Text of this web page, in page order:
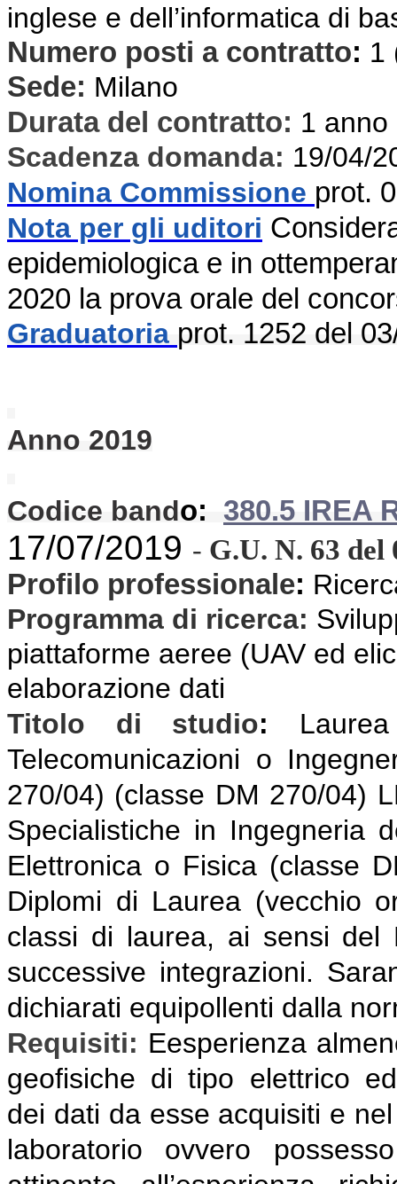
inglese e dell’informatica di
Numero posti a contratto: 1
Sede: Milano
Durata del contratto: 1 anno
Scadenza domanda: 19/04/
Nomina Commissione prot.
Nota per gli uditori
epidemiologica e in
2020 la prova orale del
Graduatoria prot. 1252 del
Anno 2019
Codice bando: 380.5 IREA
17/07/2019 - G.U. N. 63 del
Profilo professionale:
Programma di ricerca:
piattaforme aeree (UAV ed
elaborazione dati
Titolo di studio:
Telecomunicazioni o
270/04) (classe DM 270/04)
Specialistiche in Ingegneria
Elettronica o Fisica (classe
Diplomi di Laurea (vecchio
classi di laurea, ai sensi del
successive integrazioni.
dichiarati equipollenti dalla
Requisiti: Eesperienza
geofisiche di tipo elettrico
dei dati da esse acquisiti e
laboratorio ovvero